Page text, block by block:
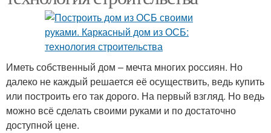
Иметь собственный дом – мечта многих россиян. Но
далеко не каждый решается её осуществить, ведь купить
или построить его так дорого. На первый взгляд. Но ведь
можно всё сделать своими руками и по достаточно
доступной цене.